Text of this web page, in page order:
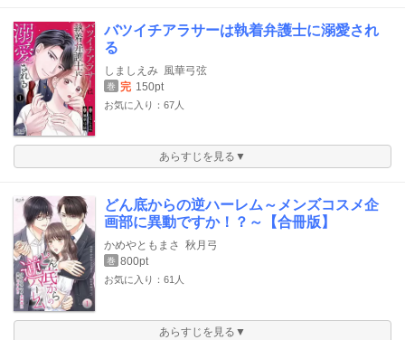
バツイチアラサーは執着弁護士に溺愛され
る
しましえみ 風華弓弦
巻 完 150pt
お気に入り：67人
あらすじを見る▼
どん底からの逆ハーレム～メンズコスメ企
画部に異動ですか！？～【合冊版】
かめやともまさ 秋月弓
巻 800pt
お気に入り：61人
あらすじを見る▼